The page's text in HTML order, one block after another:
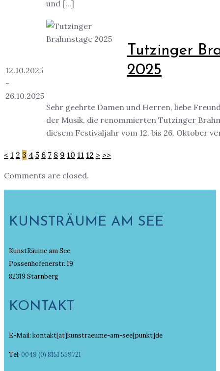
und [...]
12.10.2025
-
26.10.2025
Tutzinger
2025
Sehr geehrte Damen und Herren, liebe
der Musik, die renommierten Tutzinger
diesem Festivaljahr vom 12. bis 26. Oktober
< 1 2 3 4 5 6 7 8 9 10 11 12 > >>
Comments are closed.
KUNSTRÄUME AM SEE
KunstRäume am See
Possenhofenerstr. 19
82319 Starnberg
KONTAKT
E-Mail: kontakt[at]kunstraeume-am-see[punkt]de
Tel: 0049 (0) 8151 559721